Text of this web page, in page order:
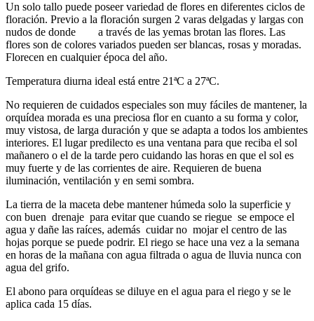
Un solo tallo puede poseer variedad de flores en diferentes ciclos de
floración. Previo a la floración surgen 2 varas delgadas y largas con
nudos de donde a través de las yemas brotan las flores. Las
flores son de colores variados pueden ser blancas, rosas y moradas.
Florecen en cualquier época del año.
Temperatura diurna ideal está entre 21ªC a 27ªC.
No requieren de cuidados especiales son muy fáciles de mantener, la
orquídea morada es una preciosa flor en cuanto a su forma y color,
muy vistosa, de larga duración y que se adapta a todos los ambientes
interiores. El lugar predilecto es una ventana para que reciba el sol
mañanero o el de la tarde pero cuidando las horas en que el sol es
muy fuerte y de las corrientes de aire. Requieren de buena
iluminación, ventilación y en semi sombra.
La tierra de la maceta debe mantener húmeda solo la superficie y
con buen drenaje para evitar que cuando se riegue se empoce el
agua y dañe las raíces, además cuidar no mojar el centro de las
hojas porque se puede podrir. El riego se hace una vez a la semana
en horas de la mañana con agua filtrada o agua de lluvia nunca con
agua del grifo.
El abono para orquídeas se diluye en el agua para el riego y se le
aplica cada 15 días.